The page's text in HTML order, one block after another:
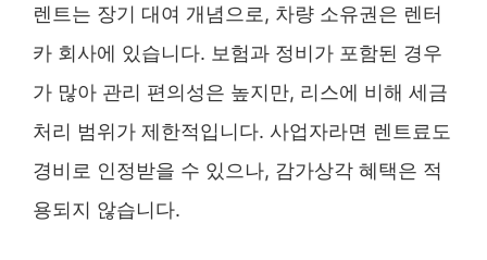
렌트는 장기 대여 개념으로, 차량 소유권은 렌터
카 회사에 있습니다. 보험과 정비가 포함된 경우
가 많아 관리 편의성은 높지만, 리스에 비해 세금
처리 범위가 제한적입니다. 사업자라면 렌트료도
경비로 인정받을 수 있으나, 감가상각 혜택은 적
용되지 않습니다.